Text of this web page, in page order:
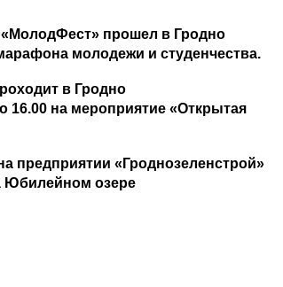
«МолодФест» прошел в Гродно
молодежи и студенчества.
в Гродно
16.00 на мероприятие «Открытая
предприятии «Гроднозеленстрой»
Юбилейном озере